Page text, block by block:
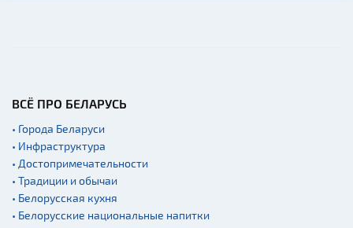
ВСЁ ПРО БЕЛАРУСЬ
• Города Беларуси
• Инфраструктура
• Достопримечательности
• Традиции и обычаи
• Белорусская кухня
• Белорусские национальные напитки